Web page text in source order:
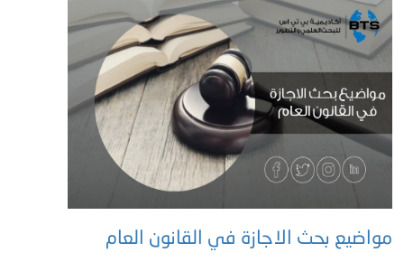
مواضيع بحث الاجازة في القانون العام